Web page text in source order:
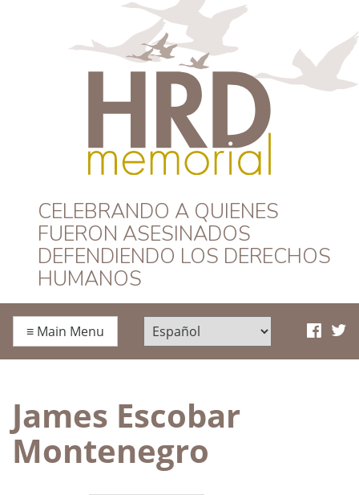
HRD Memorial –
Español
CELEBRANDO A QUIENES
FUERON ASESINADOS
DEFENDIENDO LOS DERECHOS
HUMANOS
≡ Main Menu
James Escobar
Montenegro